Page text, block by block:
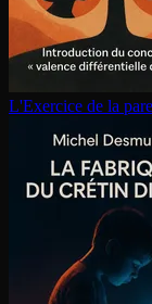
L'Exercice de la